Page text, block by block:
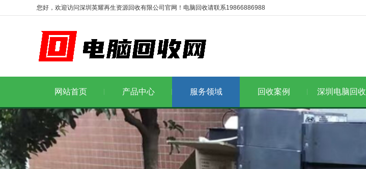
您好，欢迎访问深圳英耀再生资源回收有限公司官网！电脑回收请联系19866886988
网站首页 产品中心 服务领域 回收案例 深圳电脑回收